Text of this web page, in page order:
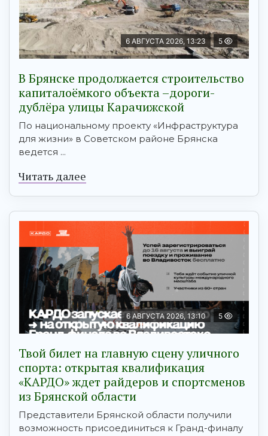
6 АВГУСТА 2026, 13:23 5
В Брянске продолжается строительство
капиталоёмкого объекта –дороги-
дублёра улицы Карачижской
По национальному проекту «Инфраструктура
для жизни» в Советском районе Брянска
ведется ...
Читать далее
6 АВГУСТА 2026, 13:10 5
Твой билет на главную сцену уличного
спорта: открытая квалификация
«КАРДО» ждет райдеров и спортсменов
из Брянской области
Представители Брянской области получили
возможность присоединиться к Гранд-финалу